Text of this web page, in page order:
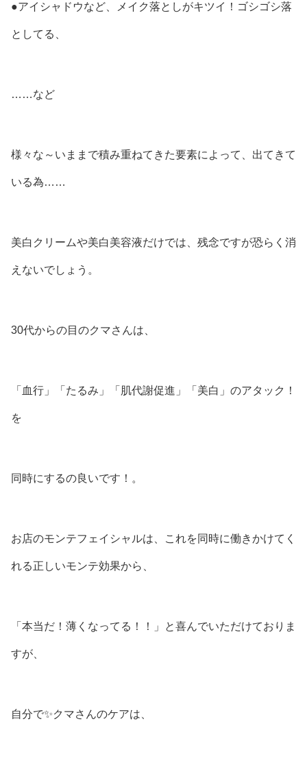
●アイシャドウなど、メイク落としがキツイ！ゴシゴシ落
としてる、
……など
様々な～いままで積み重ねてきた要素によって、出てきて
いる為……
美白クリームや美白美容液だけでは、残念ですが恐らく消
えないでしょう。
30代からの目のクマさんは、
「血行」「たるみ」「肌代謝促進」「美白」のアタック！
を
同時にするの良いです！。
お店のモンテフェイシャルは、これを同時に働きかけてく
れる正しいモンテ効果から、
「本当だ！薄くなってる！！」と喜んでいただけておりま
すが、
自分で✨クマさんのケアは、